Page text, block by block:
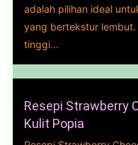
adalah pilihan ideal
yang bertekstur
tinggi...
Resepi Strawberry
Kulit Popia